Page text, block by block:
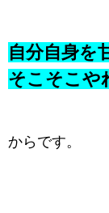
自分自身を
そこそこや
からです。